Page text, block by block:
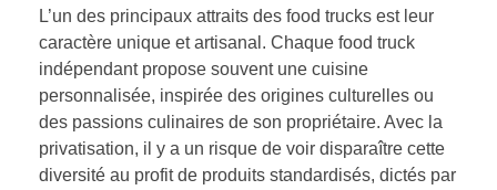
L’un des principaux attraits des food trucks est leur
caractère unique et artisanal. Chaque food truck
indépendant propose souvent une cuisine
personnalisée, inspirée des origines culturelles ou
des passions culinaires de son propriétaire. Avec la
privatisation, il y a un risque de voir disparaître cette
diversité au profit de produits standardisés, dictés par